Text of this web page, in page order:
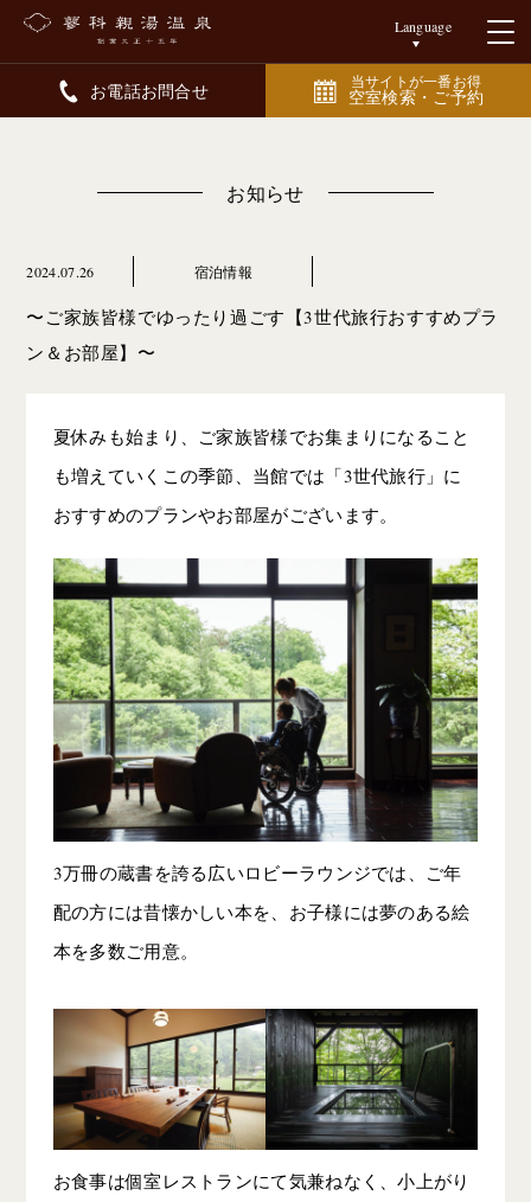
Language
お電話お問合せ 当サイトが一番お得
空室検索・ご予約
お知らせ
2024.07.26 宿泊情報
〜ご家族皆様でゆったり過ごす【3世代旅行おすすめプラ
ン＆お部屋】〜
夏休みも始まり、ご家族皆様でお集まりになること
も増えていくこの季節、当館では「3世代旅行」に
おすすめのプランやお部屋がございます。
3万冊の蔵書を誇る広いロビーラウンジでは、ご年
配の方には昔懐かしい本を、お子様には夢のある絵
本を多数ご用意。
お食事は個室レストランにて気兼ねなく、小上がり